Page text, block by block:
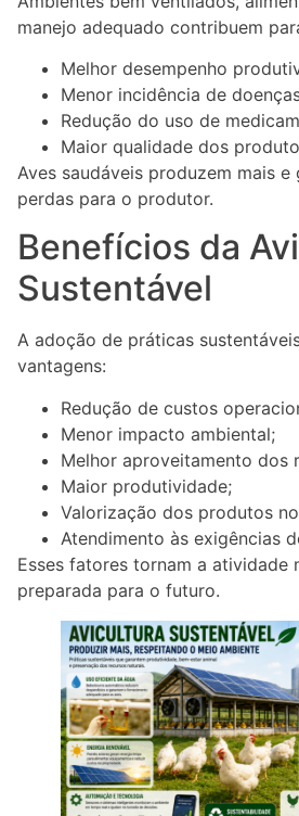
manejo adequado contribuem
Melhor desempenho
Menor incidência de
Redução do uso de
Maior qualidade dos
Aves saudáveis produzem mais e
perdas para o produtor.
Benefícios da
Sustentável
A adoção de práticas
vantagens:
Redução de custos
Menor impacto ambiental;
Melhor aproveitamento dos
Maior produtividade;
Valorização dos produtos
Atendimento às exigências
Esses fatores tornam a atividade
preparada para o futuro.